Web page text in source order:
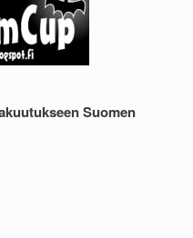
Suomen